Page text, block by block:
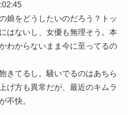
娘をどうしたいのだろう？トッ
はないし、女優も無理そう。本
わからないまま今に至ってるの
きてるし。騒いでるのはあちら
げ方も異常だが、最近のキムラ
不快。